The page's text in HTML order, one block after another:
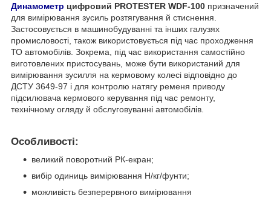
Динамометр цифровий PROTESTER WDF-100 призначений
для вимірювання зусиль розтягування й стиснення.
Застосовується в машинобудуванні та інших галузях
промисловості, також використовується під час проходження
ТО автомобілів. Зокрема, під час використання самостійно
виготовлених пристосувань, може бути використаний для
вимірювання зусилля на кермовому колесі відповідно до
ДСТУ 3649-97 і для контролю натягу ременя приводу
підсилювача кермового керування під час ремонту,
технічному огляду й обслуговуванні автомобілів.
Особливості:
великий поворотний РК-екран;
вибір одиниць вимірювання Н/кг/фунти;
можливість безперервного вимірювання